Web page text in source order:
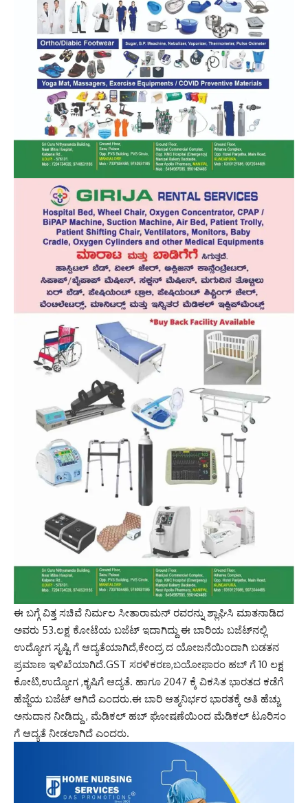
ಈ ಬಗ್ಗೆ ವಿತ್ತ ಸಚಿವೆ ನಿರ್ಮಲ ಸೀತಾರಾಮನ್ ರವರನ್ನು ಶ್ಲಾಘಿಸಿ ಮಾತನಾಡಿದ
ಅವರು 53.ಲಕ್ಷ ಕೋಟೆಯ ಬಜೆಟ್ ಇದಾಗಿದ್ದು ಈ ಬಾರಿಯ ಬಜೆಟ್‌ನಲ್ಲಿ
ಉದ್ಯೋಗ ಸೃಷ್ಟಿ ಗೆ ಆದ್ಯತೆಯಾಗಿದೆ,ಕೇಂದ್ರ ದ ಯೋಜನೆಯಿಂದಾಗಿ ಬಡತನ
ಪ್ರಮಾಣ ಇಳಿಖೆಯಾಗಿದೆ.GST ಸರಳಿಕರಣ,ಬಯೋಫಾರಂ ಹಬ್ ಗೆ 10 ಲಕ್ಷ
ಕೋಟಿ,ಉದ್ಯೋಗ ,ಕೃಷಿಗೆ ಆದ್ಯತೆ. ಹಾಗೂ 2047 ಕ್ಕೆ ವಿಕಸಿತ ಭಾರತದ ಕಡೆಗೆ
ಹೆಜ್ಜೆಯ ಬಜೆಟ್ ಆಗಿದೆ ಎಂದರು.ಈ ಬಾರಿ ಆತ್ಮನಿರ್ಭರ ಭಾರತಕ್ಕೆ ಅತಿ ಹೆಚ್ಚು
ಅನುದಾನ ನೀಡಿದ್ದು , ಮೆಡಿಕಲ್ ಹಬ್ ಘೋಷಣೆಯಿಂದ ಮೆಡಿಕಲ್ ಟೂರಿಸಂ
ಗೆ ಆದ್ಯತೆ ನೀಡಲಾಗಿದೆ ಎಂದರು.